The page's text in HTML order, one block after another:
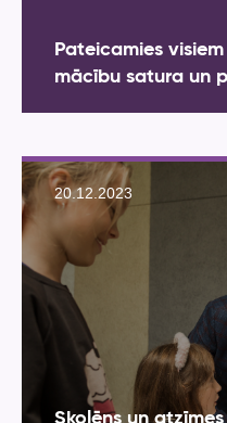
Pateicamies
mācību satura un
20.12.2023
Skolēns un